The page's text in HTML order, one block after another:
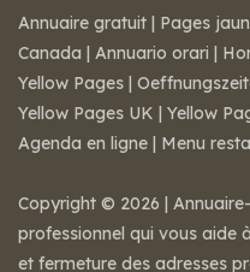
Annuaire gratuit | Pages
Canada | Annuario orari |
Yellow Pages |
Yellow Pages UK | Yellow
Agenda en ligne | Menu
Copyright © 2026 |
professionnel qui vous aide
et fermeture des adresses